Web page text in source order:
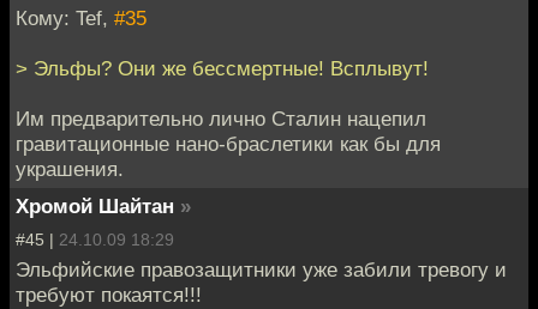
Кому: Tef, #35
> Эльфы? Они же бессмертные! Всплывут!
Им предварительно лично Сталин нацепил
гравитационные нано-браслетики как бы для
украшения.
Хромой Шайтан »
#45 | 24.10.09 18:29
Эльфийские правозащитники уже забили тревогу и
требуют покаятся!!!